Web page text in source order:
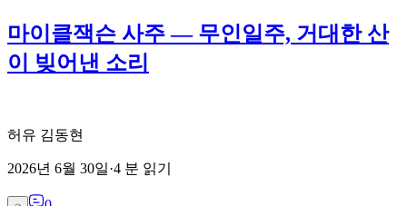
마이클잭슨 사주 — 무인일주, 거대한 산
이 빚어낸 소리
허유 김동현
2026년 6월 30일·4 분 읽기